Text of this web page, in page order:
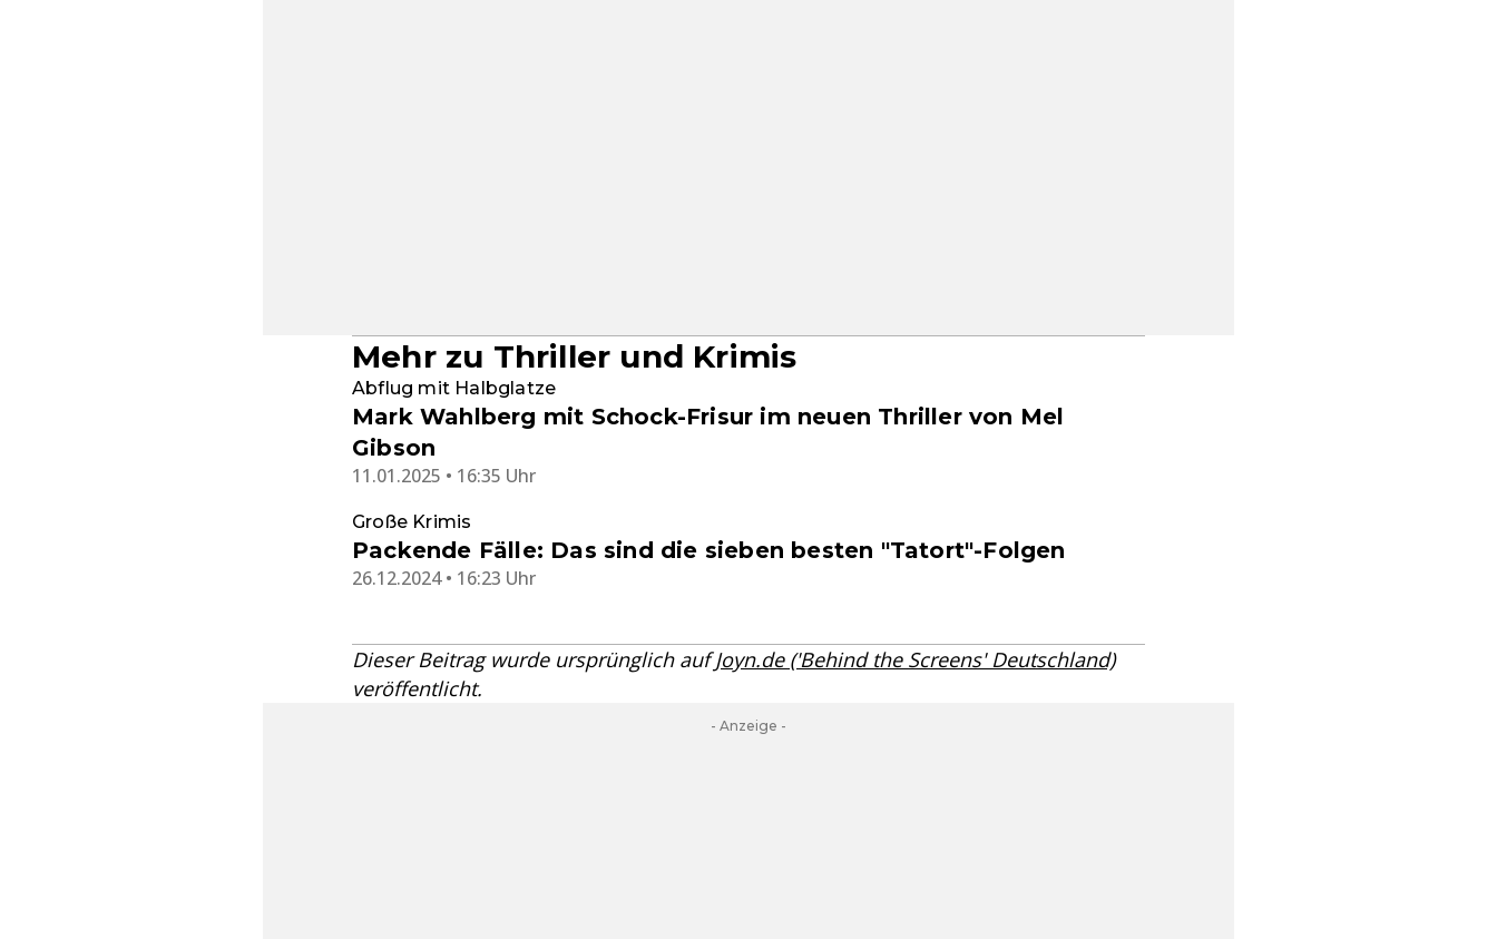
Mehr zu Thriller und Krimis
Abflug mit Halbglatze
Mark Wahlberg mit Schock-Frisur im neuen Thriller von Mel
Gibson
11.01.2025 • 16:35 Uhr
Große Krimis
Packende Fälle: Das sind die sieben besten "Tatort"-Folgen
26.12.2024 • 16:23 Uhr
Dieser Beitrag wurde ursprünglich aufJoyn.de ('Behind the Screens' Deutschland)
veröffentlicht.
- Anzeige -